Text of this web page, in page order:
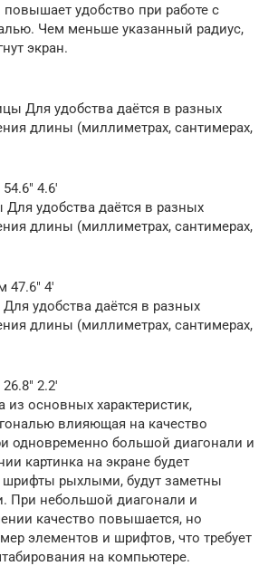
повышает удобство при работе с
Чем меньше указанный радиус,
экран.
Для удобства даётся в разных
длины (миллиметрах, сантимерах,
4.6′
удобства даётся в разных
длины (миллиметрах, сантимерах,
4′
удобства даётся в разных
длины (миллиметрах, сантимерах,
2.2′
из основных характеристик,
влияющая на качество
одновременно большой диагонали и
картинка на экране будет
шрифты рыхлыми, будут заметны
При небольшой диагонали и
качество повышается, но
элементов и шрифтов, что требует
на компьютере.